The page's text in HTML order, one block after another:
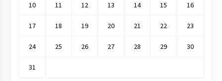
10 11 12 13 14 15 16
17 18 19 20 21 22 23
24 25 26 27 28 29 30
31